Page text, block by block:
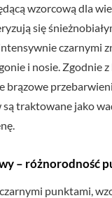
wzorcową dla
się
czarnymi
i nosie. Zgodnie
brązowe
traktowane jako
– różnorodność
punktami,